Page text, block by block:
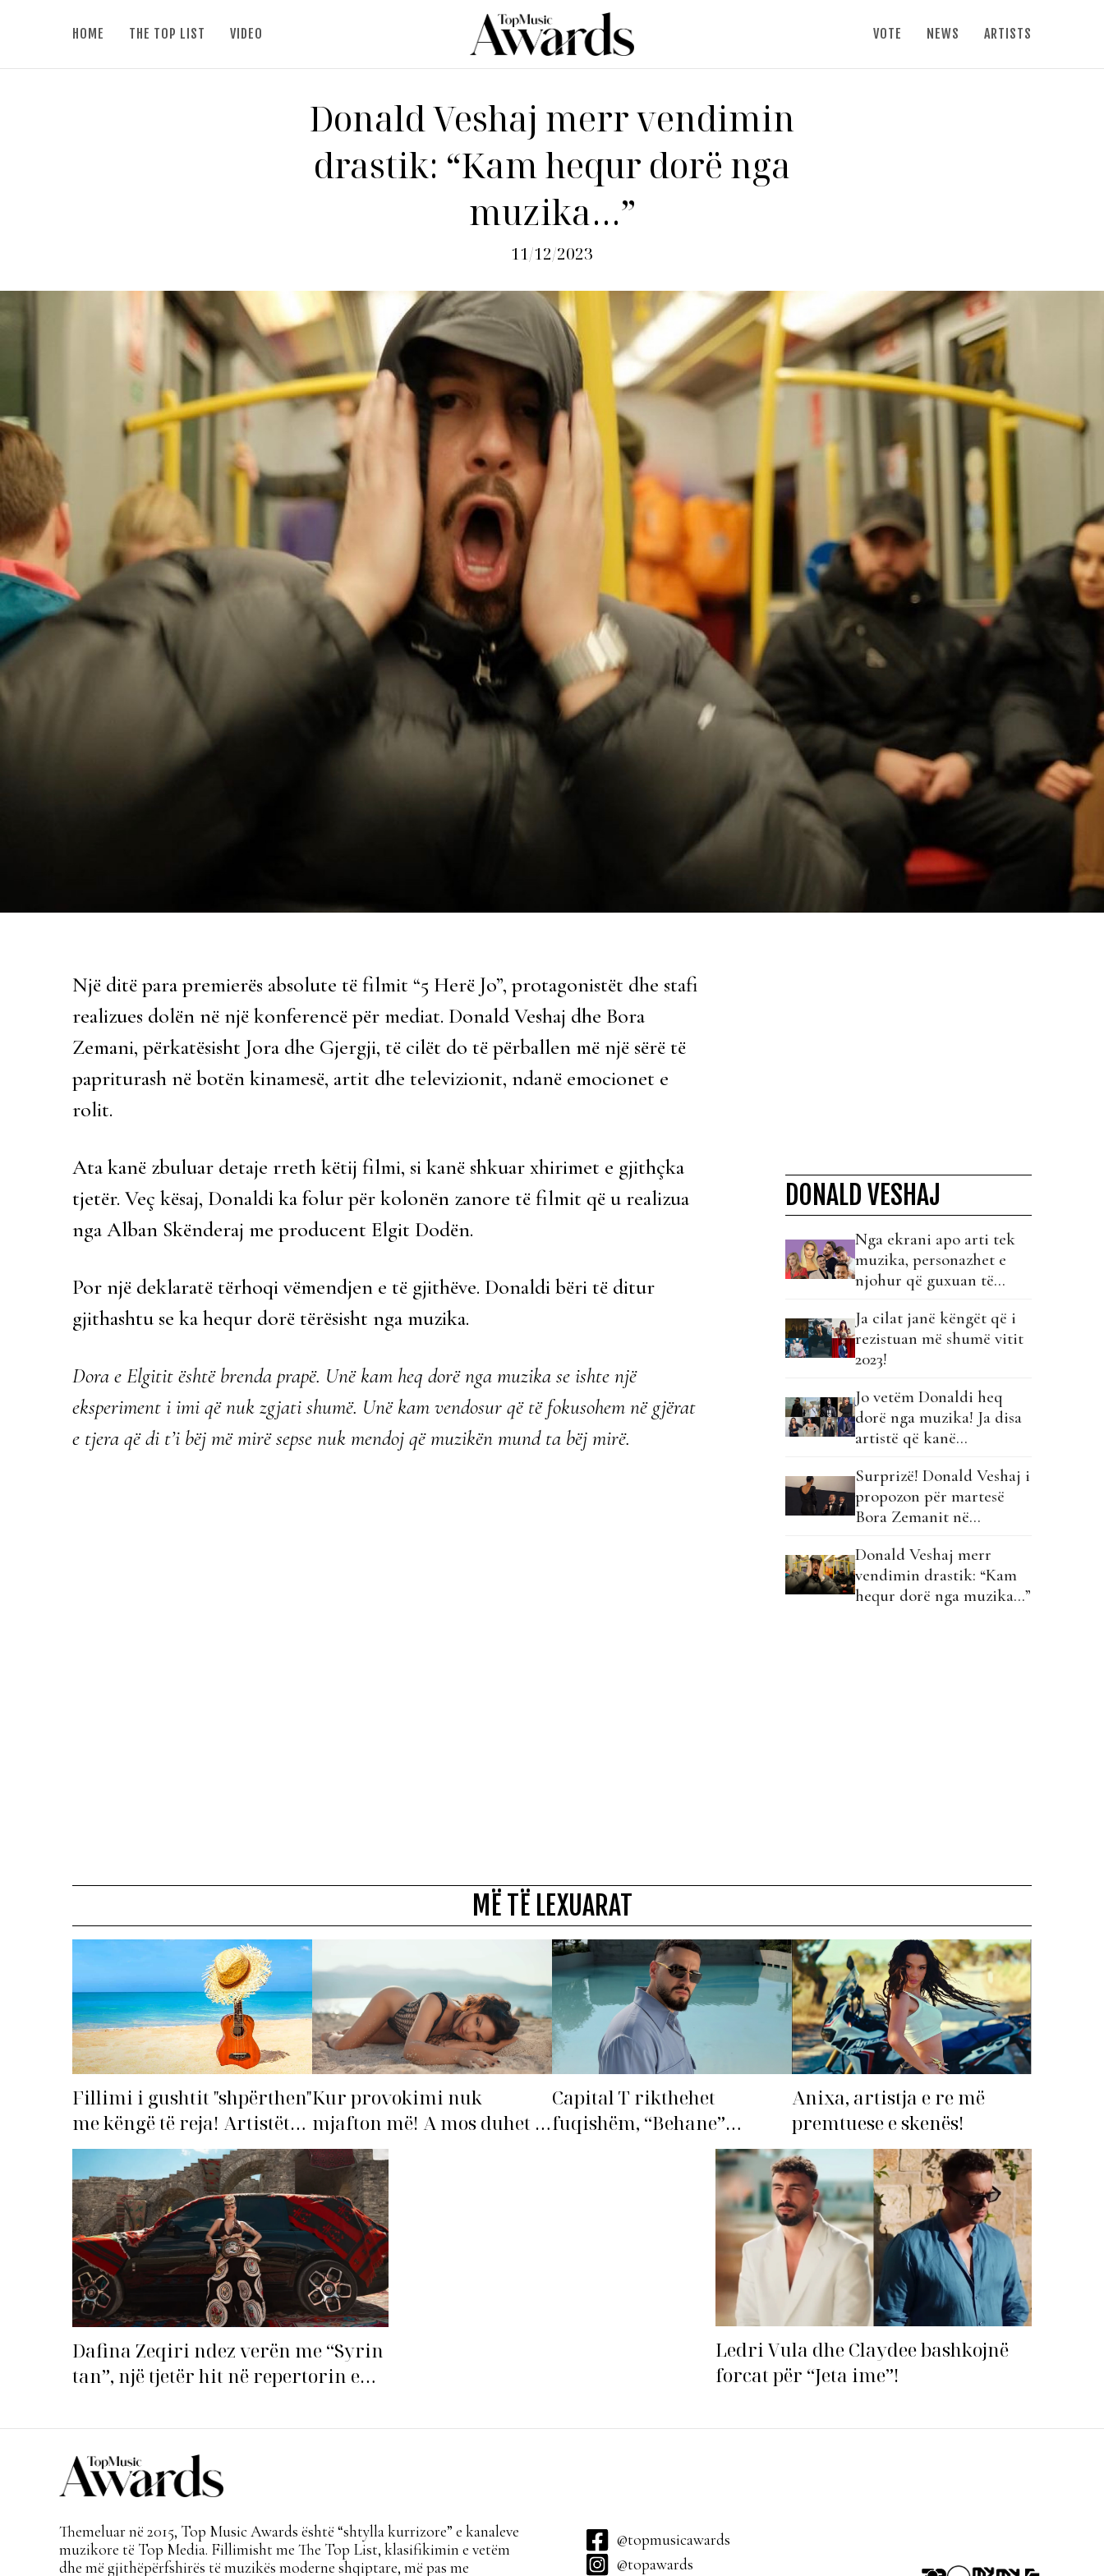
HOME THE TOP LIST VIDEO VOTE NEWS ARTISTS
Donald Veshaj merr vendimin
drastik: “Kam hequr dorë nga
muzika…”
11/12/2023
Një ditë para premierës absolute të filmit “5 Herë Jo”, protagonistët dhe stafi
realizues dolën në një konferencë për mediat. Donald Veshaj dhe Bora
Zemani, përkatësisht Jora dhe Gjergji, të cilët do të përballen më një sërë të
papriturash në botën kinamesë, artit dhe televizionit, ndanë emocionet e
rolit.
Ata kanë zbuluar detaje rreth këtij filmi, si kanë shkuar xhirimet e gjithçka
tjetër. Veç kësaj, Donaldi ka folur për kolonën zanore të filmit që u realizua
nga Alban Skënderaj me producent Elgit Dodën.
Por një deklaratë tërhoqi vëmendjen e të gjithëve. Donaldi bëri të ditur
gjithashtu se ka hequr dorë tërësisht nga muzika.
Dora e Elgitit është brenda prapë. Unë kam heq dorë nga muzika se ishte një
eksperiment i imi që nuk zgjati shumë. Unë kam vendosur që të fokusohem në gjërat
e tjera që di t’i bëj më mirë sepse nuk mendoj që muzikën mund ta bëj mirë.
DONALD VESHAJ
Nga ekrani apo arti tek
muzika, personazhet e
njohur që guxuan të
Ja cilat janë këngët që i
rezistuan më shumë vitit
2023!
Jo vetëm Donaldi heq
dorë nga muzika! Ja disa
artistë që kanë
muzikën dhe e kanë lënë!
Surprizë! Donald Veshaj i
propozon për martesë
Bora Zemanit në
filmit “5 Herë Jo”!
Donald Veshaj merr
vendimin drastik: “Kam
hequr dorë nga muzika…”
MË TË LEXUARAT
Fillimi i gushtit "shpërthen"
me këngë të reja! Artistët
shqiptarë hapin garën për
hitin e verës!
Kur provokimi nuk
mjafton më! A mos duhet të
‘dorëzohet’ Bleona?
Capital T rikthehet
fuqishëm, “Behane”
premton të bëhet fiksimi i
Anixa, artistja e re më
premtuese e skenës!
Dafina Zeqiri ndez verën me “Syrin
tan”, një tjetër hit në repertorin e
Ledri Vula dhe Claydee bashkojnë
forcat për “Jeta ime”!
Themeluar në 2015, Top Music Awards është “shtylla kurrizore” e kanaleve
muzikore të Top Media. Fillimisht me The Top List, klasifikimin e vetëm
dhe më gjithëpërfshirës të muzikës moderne shqiptare, më pas me
@topmusicawards
@topawards